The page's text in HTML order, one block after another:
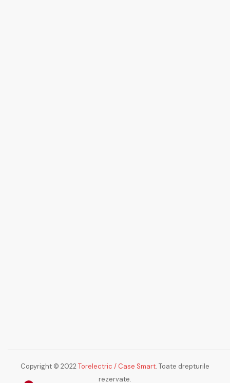
Copyright © 2022Torelectric / Case Smart. Toate drepturile
rezervate.